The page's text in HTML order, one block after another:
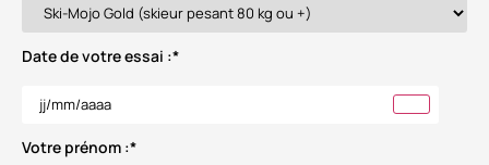
Date de votre essai :*
Votre prénom :*